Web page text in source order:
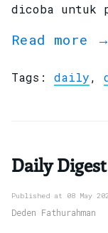
dicoba untuk
Read more →
Tags: daily,
Daily
Published at 08 May
Deden Fathurahman